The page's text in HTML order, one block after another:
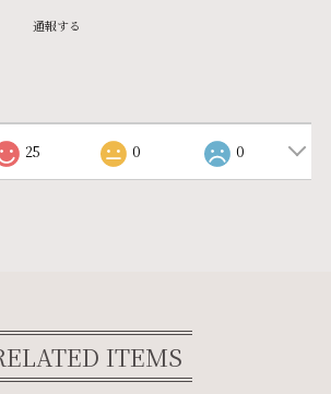
通報する
25 0 0
ITEMS